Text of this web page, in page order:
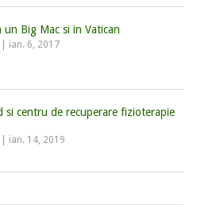
un Big Mac si in Vatican
ian. 6, 2017
si centru de recuperare fizioterapie
ian. 14, 2019